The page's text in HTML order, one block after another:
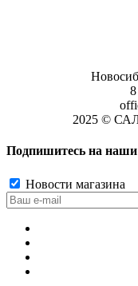
2025 ©
Подпишитесь на наши
Новости магазина